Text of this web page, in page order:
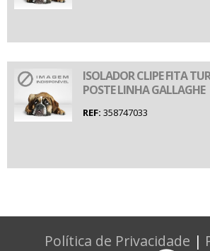
ISOLADOR CLIPE FITA
POSTE LINHA GALLAGHE
REF: 358747033
Política de Privacidade |